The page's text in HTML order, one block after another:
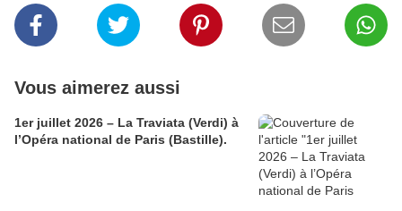
Vous aimerez aussi
1er juillet 2026 – La Traviata (Verdi) à
l’Opéra national de Paris (Bastille).